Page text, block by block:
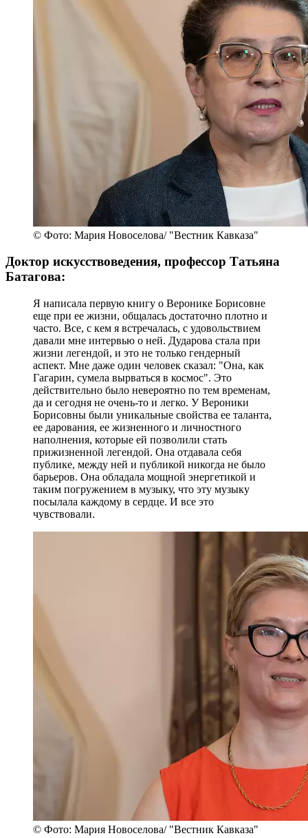
© Фото: Мария Новоселова/ "Вестник Кавказа"
Доктор искусствоведения, профессор Татьяна
Батагова:
Я написала первую книгу о Веронике Борисовне
еще при ее жизни, общалась достаточно плотно и
часто. Все, с кем я встречалась, с удовольствием
давали мне интервью о ней. Дударова стала при
жизни легендой, и это не только гендерный
аспект. Мне даже один человек сказал: "Она, как
Гагарин, сумела вырваться в космос". Это
действительно было невероятно по тем временам,
да и сегодня не очень-то и легко. У Вероники
Борисовны были уникальные свойства ее таланта,
ее дарования, ее жизненного и личностного
наполнения, которые ей позволили стать
прижизненной легендой. Она отдавала себя
публике, между ней и публикой никогда не было
барьеров. Она обладала мощной энергетикой и
таким погружением в музыку, что эту музыку
посылала каждому в сердце. И все это
чувствовали.
© Фото: Мария Новоселова/ "Вестник Кавказа"